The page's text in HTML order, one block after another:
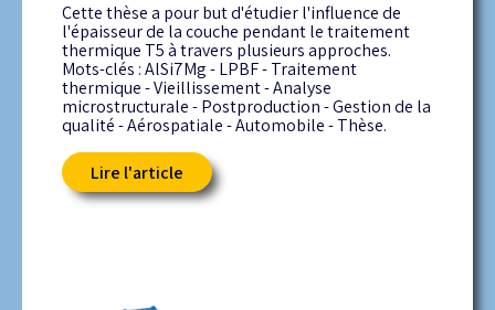
Cette thèse a pour but d'étudier l'influence de
l'épaisseur de la couche pendant le traitement
thermique T5 à travers plusieurs approches.
Mots-clés : AlSi7Mg - LPBF - Traitement
thermique - Vieillissement - Analyse
microstructurale - Postproduction - Gestion de la
qualité - Aérospatiale - Automobile - Thèse.
Lire l'article